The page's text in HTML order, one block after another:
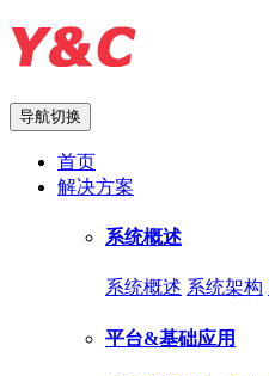
导航切换
首页
解决方案
系统概述
系统概述 系统架构
平台&基础应用